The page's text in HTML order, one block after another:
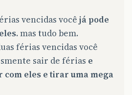
vencidas você já pode
. mas tudo bem.
férias vencidas você
sair de férias e
eles e tirar uma mega